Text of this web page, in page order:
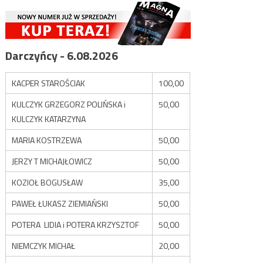
Darczyńcy - 6.08.2026
KACPER STAROŚCIAK
100,00
KULCZYK GRZEGORZ POLIŃSKA i
KULCZYK KATARZYNA
50,00
MARIA KOSTRZEWA
50,00
JERZY T MICHAJŁOWICZ
50,00
KOZIOŁ BOGUSŁAW
35,00
PAWEŁ ŁUKASZ ZIEMIAŃSKI
50,00
POTERA LIDIA i POTERA KRZYSZTOF
50,00
NIEMCZYK MICHAŁ
20,00